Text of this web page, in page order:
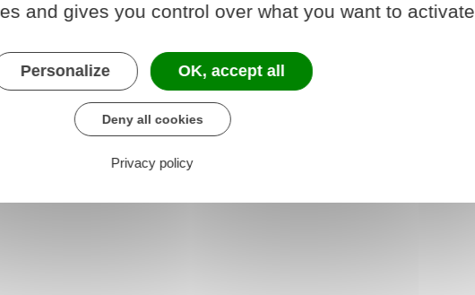
and gives you control over what you want to activate
Personalize OK, accept all
Deny all cookies
Privacy policy